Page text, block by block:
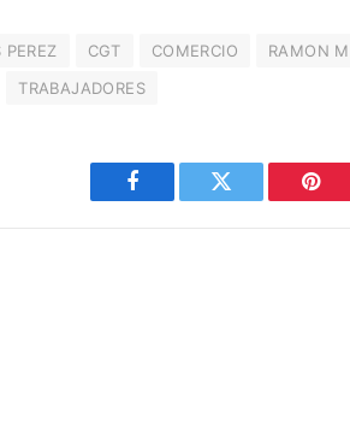
PEREZ CGT COMERCIO RAMON
TRABAJADORES
Facebook Twitter